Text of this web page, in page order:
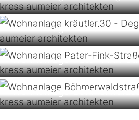
Wohnanlage kräutler.30
Wohnanlage Pater-Fink-
Wohnanlage